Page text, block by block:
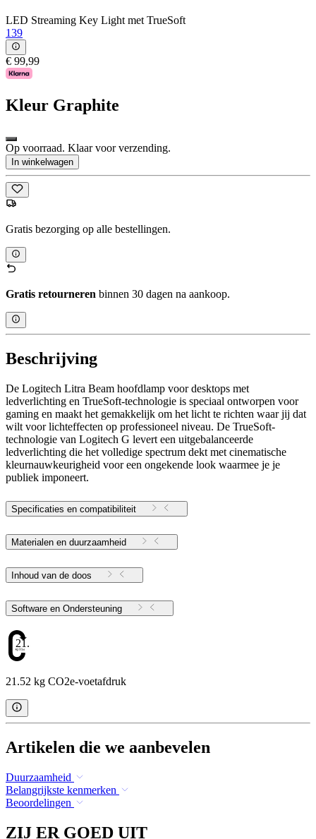
LED Streaming Key Light met TrueSoft
139
€ 99,99
Kleur Graphite
Op voorraad. Klaar voor verzending.
In winkelwagen
Gratis bezorging op alle bestellingen.
Gratis retourneren binnen 30 dagen na aankoop.
Beschrijving
De Logitech Litra Beam hoofdlamp voor desktops met
ledverlichting en TrueSoft-technologie is speciaal ontworpen voor
gaming en maakt het gemakkelijk om het licht te richten waar jij dat
wilt voor lichteffecten op professioneel niveau. De TrueSoft-
technologie van Logitech G levert een uitgebalanceerde
ledverlichting die het volledige spectrum dekt met cinematische
kleurnauwkeurigheid voor een ongekende look waarmee je je
publiek imponeert.
Specificaties en compatibiliteit
Materialen en duurzaamheid
Inhoud van de doos
Software en Ondersteuning
21.52
21.52 kg CO2e-voetafdruk
Artikelen die we aanbevelen
Duurzaamheid
Belangrijkste kenmerken
Beoordelingen
ZIJ ER GOED UIT